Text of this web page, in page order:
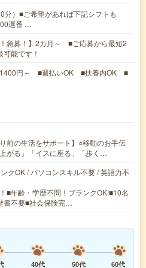
分）■ご希望があれば下記シフトも
遅番 …
！急募！】2カ月～ ■ご応募から最短2
能です！
1400円～ ■週払いOK ■扶養内OK ■
前の生活をサポート】○移動のお手伝
がる」「イスに座る」「歩く…
クOK / パソコンスキル不要 / 英語力不
■年齢・学歴不問！ブランクOK!■10名
書不要■社会保険完…
40代 50代
60代